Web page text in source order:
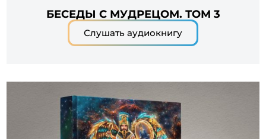
БЕСЕДЫ С МУДРЕЦОМ. ТОМ 3
Слушать аудиокнигу